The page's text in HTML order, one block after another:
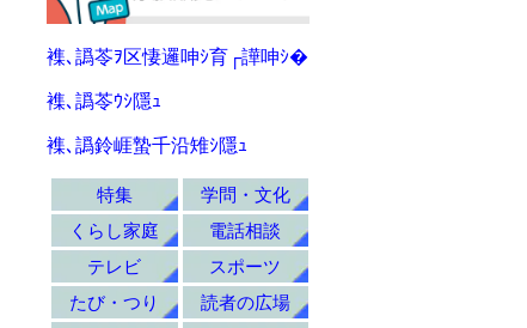
襍､譌苓ｦ区悽邏呻ｼ育┌譁呻ｼ�
襍､譌苓ｳｼ隱ｭ
襍､譌鈴崕蟄千沿雉ｼ隱ｭ
特集
学問・文化
くらし家庭
電話相談
テレビ
スポーツ
たび・つり
読者の広場